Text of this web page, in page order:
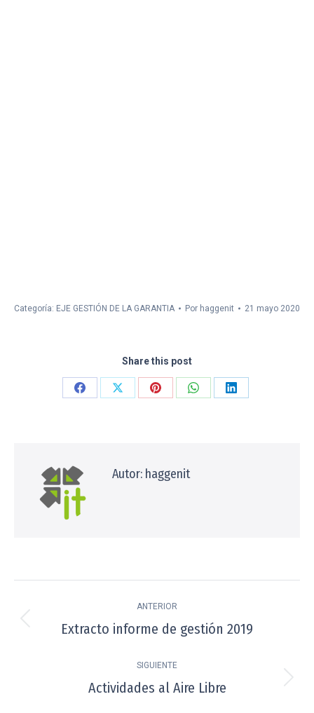
Categoría: EJE GESTIÓN DE LA GARANTIA Por haggenit 21 mayo 2020
Share this post
Share
Share
Share
Share
Share
Autor: haggenit
entre
ANTERIOR
Publicación
Extracto informe de gestión 2019
SIGUIENTE
Publicación
Actividades al Aire Libre